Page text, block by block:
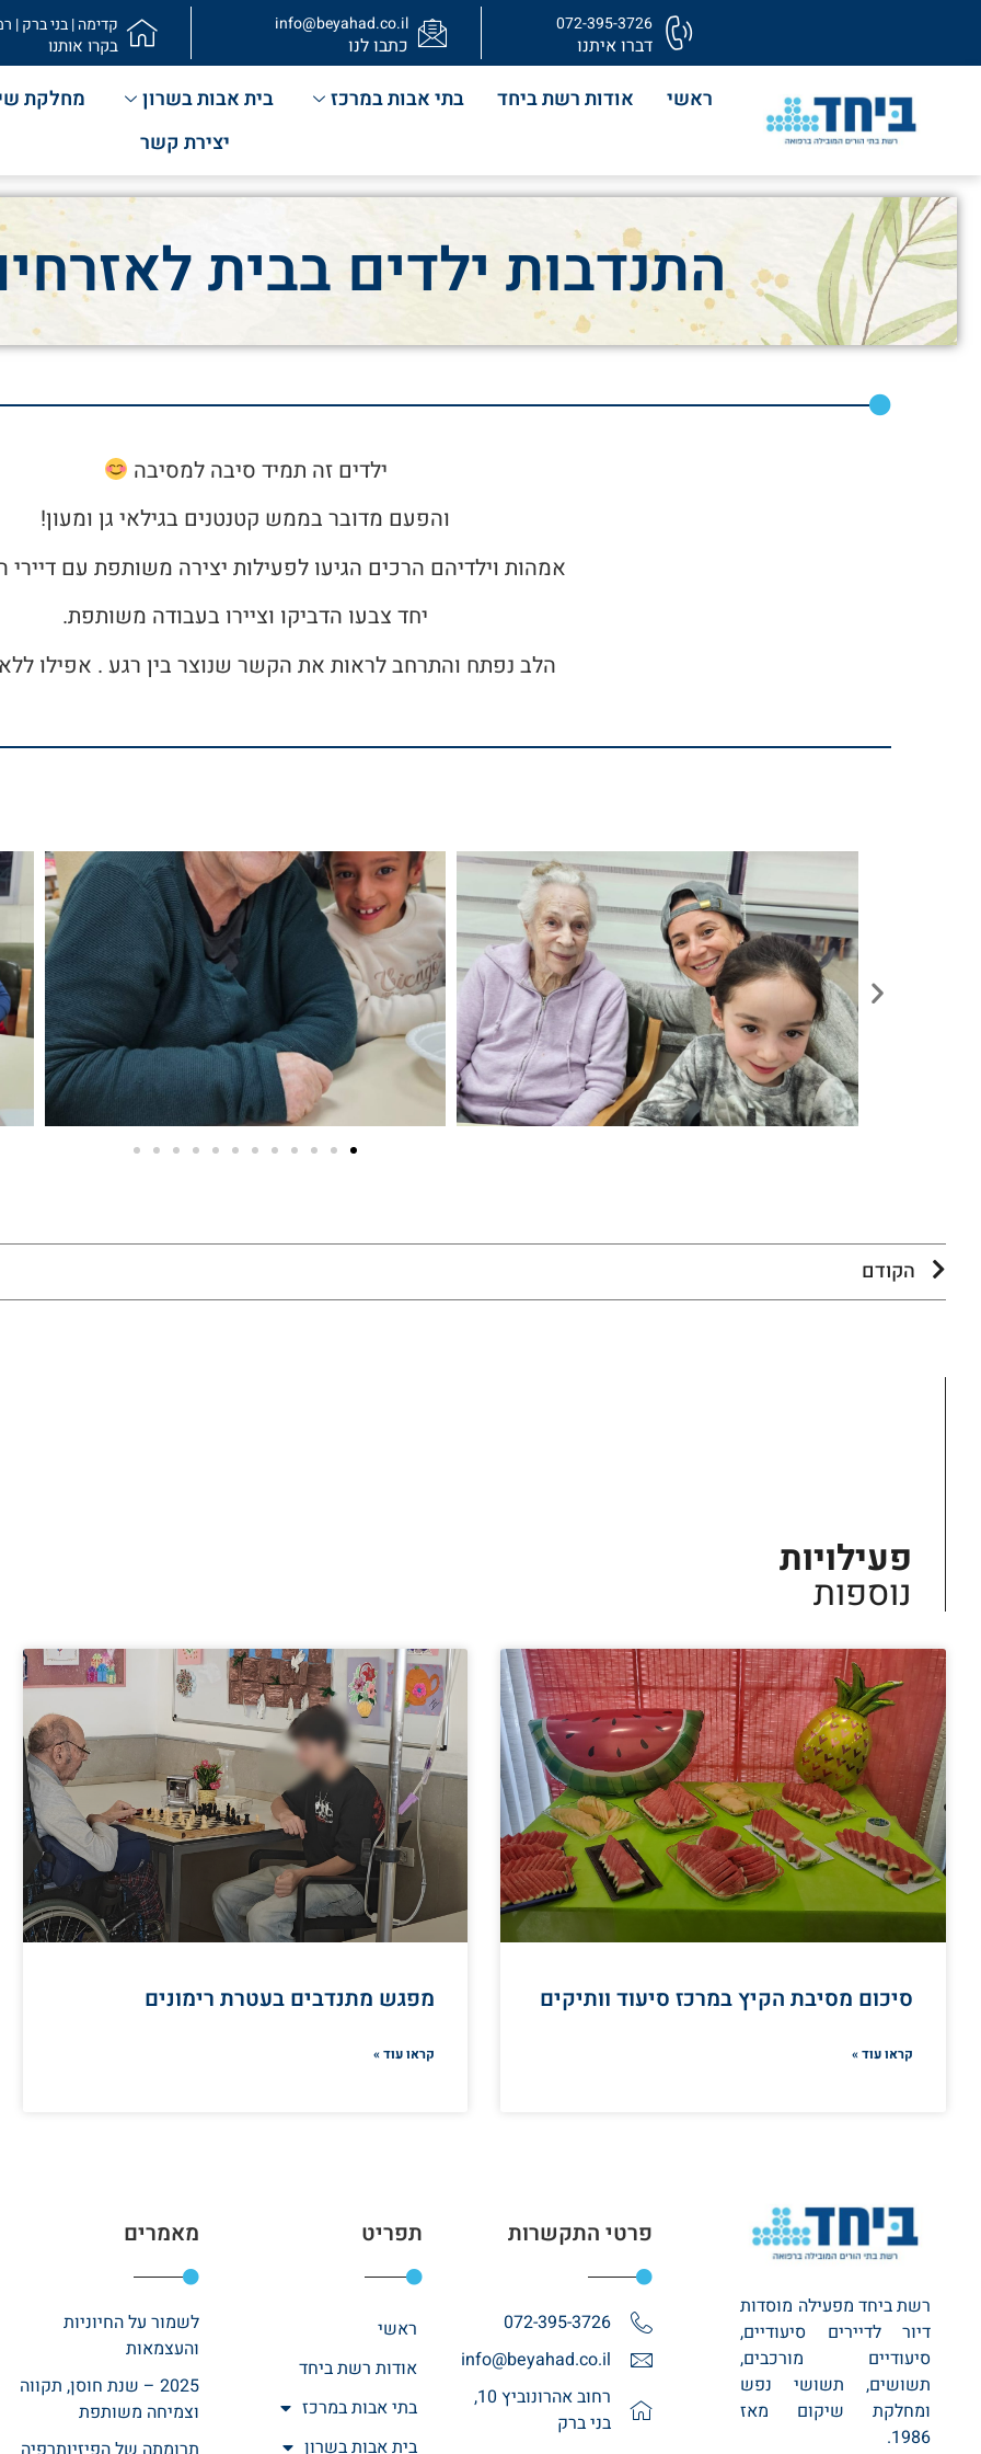
072-395-3726
דברו איתנו
info@beyahad.co.il
כתבו לנו
קדימה | בני ברק |
בקרו אותנו
ראשי אודות רשת ביחד בתי אבות במרכז בית אבות בשרון
מחלקת
יצירת קשר
התנדבות ילדים בבית
ילדים זה תמיד סיבה למסיבה
והפעם מדובר בממש קטנטנים בגילאי גן ומעון!
אמהות וילדיהם הרכים הגיעו לפעילות יצירה משותפת עם
יחד צבעו הדביקו וציירו בעבודה משותפת.
הלב נפתח והתרחב לראות את הקשר שנוצר בין רגע . אפילו
הקודם
פעילויות
נוספות
סיכום מסיבת הקיץ במרכז סיעוד וותיקים
קראו עוד »
מפגש מתנדבים בעטרת רימונים
קראו עוד »
רשת ביחד מפעילה מוסדות
דיור לדיירים סיעודיים,
סיעודיים מורכבים,
תשושים, תשושי נפש
ומחלקת שיקום מאז
1986.
פרטי התקשרות
072-395-3726
info@beyahad.co.il
רחוב אהרונוביץ 10,
בני ברק
תפריט
ראשי
אודות רשת ביחד
בתי אבות במרכז
בית אבות בשרון
מאמרים
לשמור על החיוניות
והעצמאות
2025 – שנת חוסן, תקווה
וצמיחה משותפת